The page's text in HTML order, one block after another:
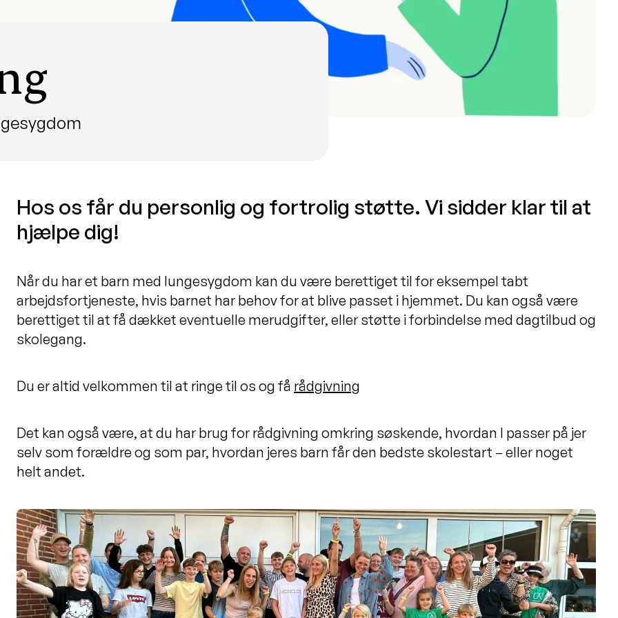
Hos os får du personlig og fortrolig støtte. Vi sidder klar til at
hjælpe dig!
Når du har et barn med lungesygdom kan du være berettiget til for eksempel tabt
arbejdsfortjeneste, hvis barnet har behov for at blive passet i hjemmet. Du kan også være
berettiget til at få dækket eventuelle merudgifter, eller støtte i forbindelse med dagtilbud og
skolegang.
Du er altid velkommen til at ringe til os og få rådgivning
Det kan også være, at du har brug for rådgivning omkring søskende, hvordan I passer på jer
selv som forældre og som par, hvordan jeres barn får den bedste skolestart – eller noget
helt andet.